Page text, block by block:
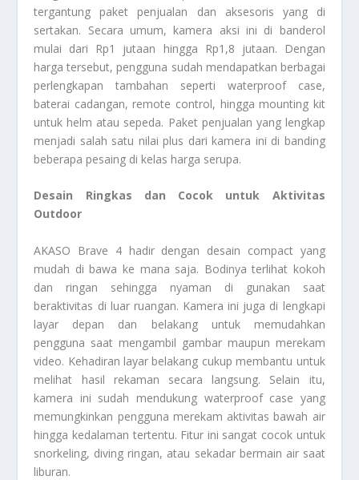
tergantung paket penjualan dan aksesoris yang di
sertakan. Secara umum, kamera aksi ini di banderol
mulai dari Rp1 jutaan hingga Rp1,8 jutaan. Dengan
harga tersebut, pengguna sudah mendapatkan berbagai
perlengkapan tambahan seperti waterproof case,
baterai cadangan, remote control, hingga mounting kit
untuk helm atau sepeda. Paket penjualan yang lengkap
menjadi salah satu nilai plus dari kamera ini di banding
beberapa pesaing di kelas harga serupa.
Desain Ringkas dan Cocok untuk Aktivitas
Outdoor
AKASO Brave 4 hadir dengan desain compact yang
mudah di bawa ke mana saja. Bodinya terlihat kokoh
dan ringan sehingga nyaman di gunakan saat
beraktivitas di luar ruangan. Kamera ini juga di lengkapi
layar depan dan belakang untuk memudahkan
pengguna saat mengambil gambar maupun merekam
video. Kehadiran layar belakang cukup membantu untuk
melihat hasil rekaman secara langsung. Selain itu,
kamera ini sudah mendukung waterproof case yang
memungkinkan pengguna merekam aktivitas bawah air
hingga kedalaman tertentu. Fitur ini sangat cocok untuk
snorkeling, diving ringan, atau sekadar bermain air saat
liburan.